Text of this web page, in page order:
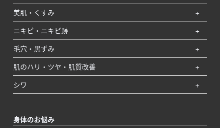
美肌・くすみ
ニキビ・ニキビ跡
毛穴・黒ずみ
肌のハリ・ツヤ・肌質改善
シワ
身体のお悩み